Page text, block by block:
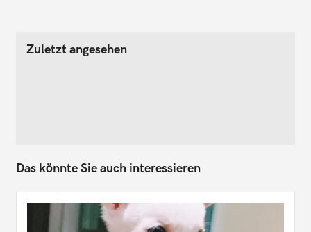
Zuletzt angesehen
Das könnte Sie auch interessieren